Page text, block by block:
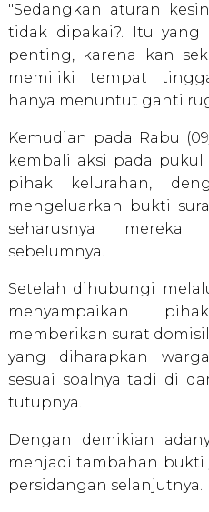
"Sedangkan aturan
tidak dipakai?. Itu yang
penting, karena kan
memiliki tempat
hanya menuntut ganti
Kemudian pada Rabu
kembali aksi pada pukul
pihak kelurahan,
mengeluarkan bukti
seharusnya
sebelumnya.
Setelah dihubungi
menyampaikan
memberikan surat
yang diharapkan
sesuai soalnya tadi di
tutupnya.
Dengan demikian
menjadi tambahan bukti
persidangan selanjutnya.